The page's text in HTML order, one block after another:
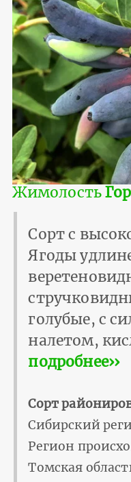
Жимолость
Сорт с
Ягоды
голубые, с
налетом,
подробнее››
Сорт
Сибирский
Регион
Томская